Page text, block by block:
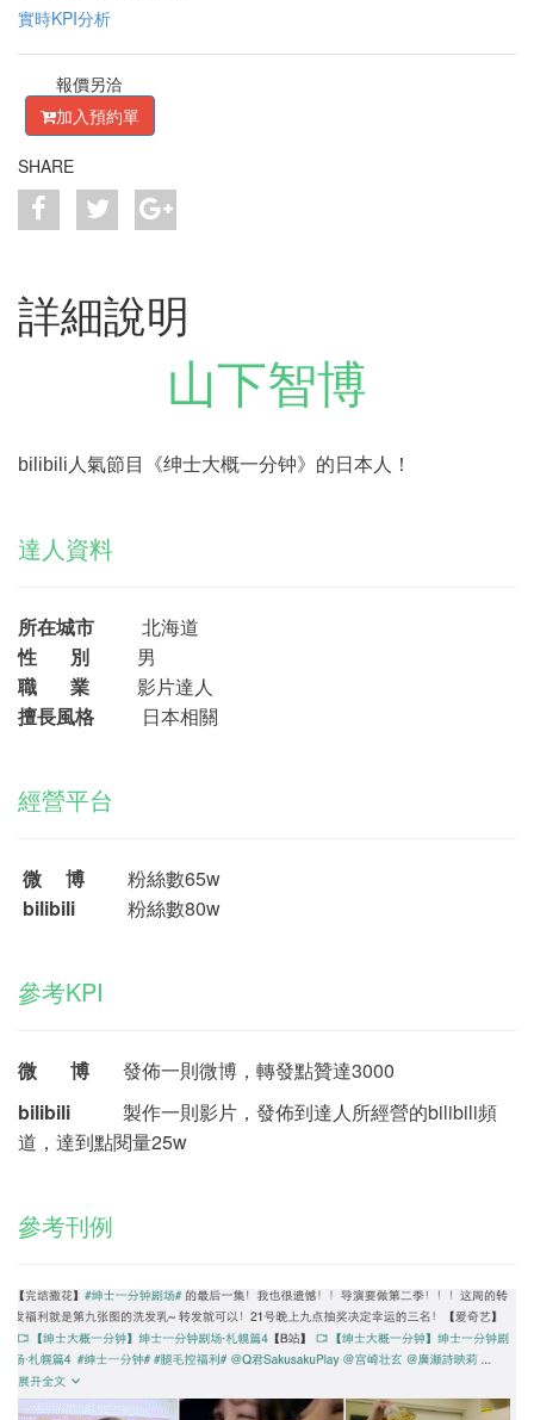
實時KPI分析
報價另洽
加入預約單
SHARE
詳細說明
山下智博
bilibili人氣節目《绅士大概一分钟》的日本人！
達人資料
所在城市 北海道
性 別 男
職 業 影片達人
擅長風格 日本相關
經營平台
微 博 粉絲數65w
bilibili
粉絲數80w
參考KPI
微 博 發佈一則微博，轉發點贊達3000
bilibili
製作一則影片，發佈到達人所經營的bilibili頻
道，達到點閱量25w
參考刊例